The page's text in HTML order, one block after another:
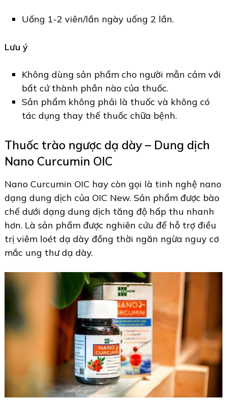
Uống 1-2 viên/lần ngày uống 2 lần.
Lưu ý
Không dùng sản phẩm cho người mẫn cảm với
bất cứ thành phần nào của thuốc.
Sản phẩm không phải là thuốc và không có
tác dụng thay thế thuốc chữa bệnh.
Thuốc trào ngược dạ dày – Dung dịch
Nano Curcumin OIC
Nano Curcumin OIC hay còn gọi là tinh nghệ nano
dạng dung dịch của OIC New. Sản phẩm được bào
chế dưới dạng dung dịch tăng độ hấp thu nhanh
hơn. Là sản phẩm được nghiên cứu để hỗ trợ điều
trị viêm loét dạ dày đồng thời ngăn ngừa nguy cơ
mắc ung thư dạ dày.